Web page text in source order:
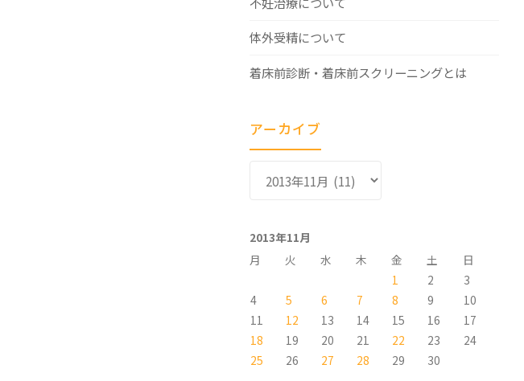
体外受精について
着床前診断・着床前スクリーニングとは
アーカイブ
イ
ブ
2013年11月
月
火 水 木 金 土
日
1
2
3
4
5 6 7 8 9
10
11
12 13 14 15 16
17
18
19 20 21 22 23
24
25
26 27 28 29 30